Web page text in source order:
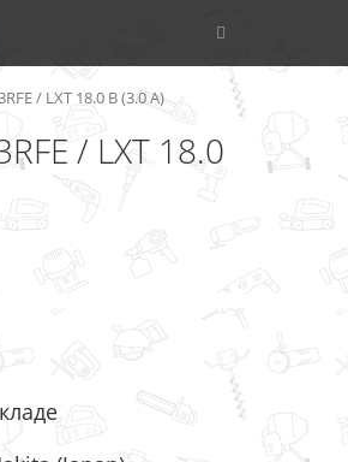
/ LXT 18.0 В (3.0 А)
/ LXT 18.0